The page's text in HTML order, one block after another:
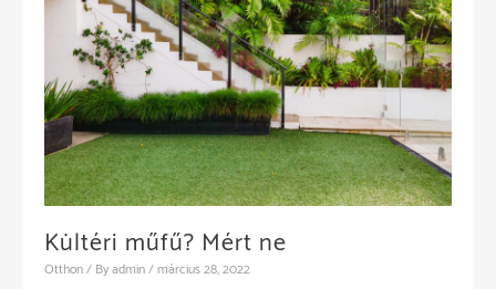
Kültéri műfű? Mért ne
Otthon/ Byadmin/március 28, 2022